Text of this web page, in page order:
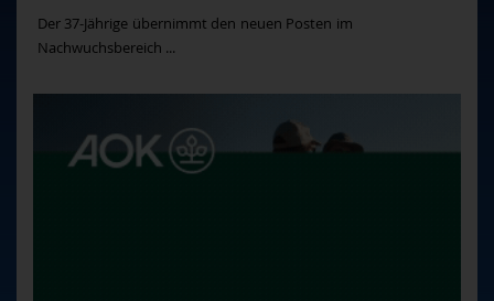
Der 37-Jährige übernimmt den neuen Posten im
Nachwuchsbereich ...